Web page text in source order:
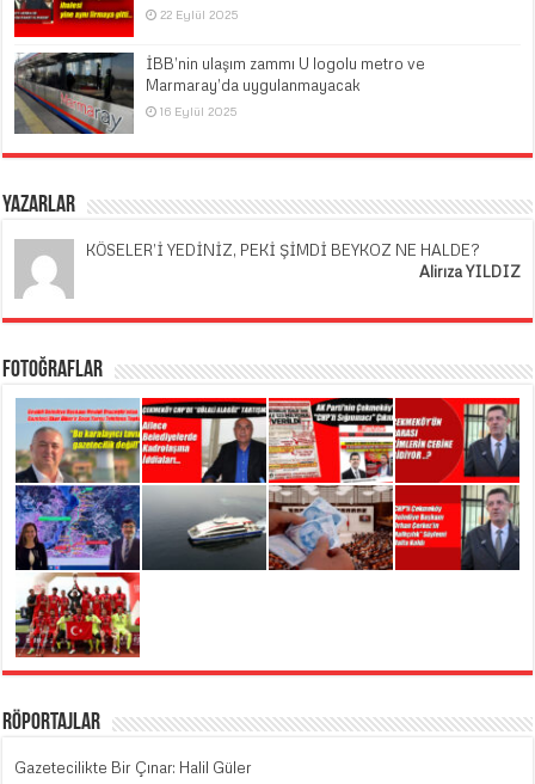
22 Eylül 2025
İBB’nin ulaşım zammı U logolu metro ve
Marmaray’da uygulanmayacak
16 Eylül 2025
Yazarlar
KÖSELER’İ YEDİNİZ, PEKİ ŞİMDİ BEYKOZ NE HALDE?
Alirıza YILDIZ
Fotoğraflar
Röportajlar
Gazetecilikte Bir Çınar: Halil Güler